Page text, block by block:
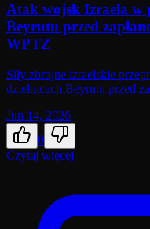
Atak wojsk Izraela w
Beyrutu przed
WPTZ
Siły zbrojne izraelskie
dzielnicach Beyrutu przed
Jun 14, 2026
0
Czytaj więcej